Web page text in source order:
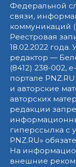
Федеральной
связи,
коммуникаций
Реестровая
18.02.2022
редактор —
(8412) 238-002,
портале
и авторские
авторских
редакции
гиперссылка с
PNZ.RU»
На
внешние